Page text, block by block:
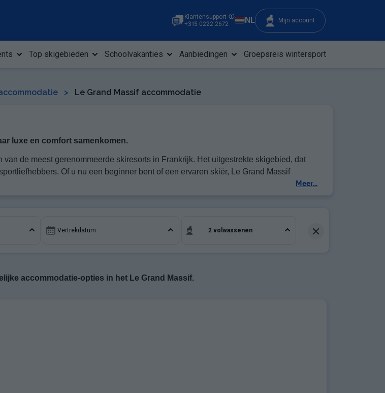
Klantensupport
+315 0222 2672
NL Mijn account
Top skigebieden Schoolvakanties Aanbiedingen Groepsreis wintersport
> Le Grand Massif accommodatie
luxe en comfort samenkomen.
van de meest gerenommeerde skiresorts in Frankrijk. Het uitgestrekte skigebied, dat
Of u nu een beginner bent of een ervaren skiër, Le Grand Massif
te ontdekken. De talrijke verblijfsmogelijkheden in Le Grand Massif voldoen kunnen
Meer...
Vertrekdatum 2 volwassenen
accommodatie-opties in het Le Grand Massif.